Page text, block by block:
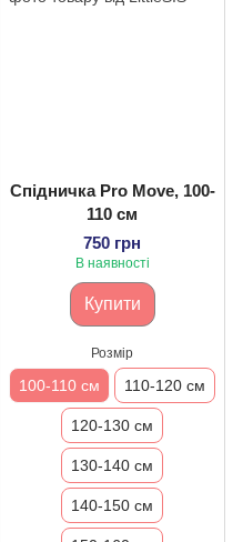
Спідничка Pro Move, 100-
110 см
750 грн
В наявності
Купити
Розмір
100-110 см 110-120 см
120-130 см
130-140 см
140-150 см